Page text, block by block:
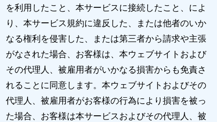
を利用したこと、本サービスに接続したこと、によ
り、本サービス規約に違反した、または他者のいか
なる権利を侵害した、または第三者から請求や主張
がなされた場合、お客様は、本ウェブサイトおよび
その代理人、被雇用者がいかなる損害からも免責さ
れることに同意します。本ウェブサイトおよびその
代理人、被雇用者がお客様の行為により損害を被っ
た場合、お客様は本サービスおよびその代理人、被